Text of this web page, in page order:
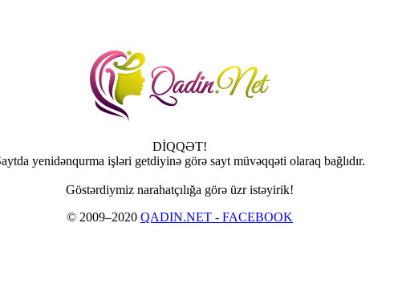
DİQQƏT!
yenidənqurma işləri getdiyinə görə sayt müvəqqəti olaraq bağlıdır.
Göstərdiymiz narahatçılığa görə üzr istəyirik!
© 2009–2020 QADIN.NET - FACEBOOK